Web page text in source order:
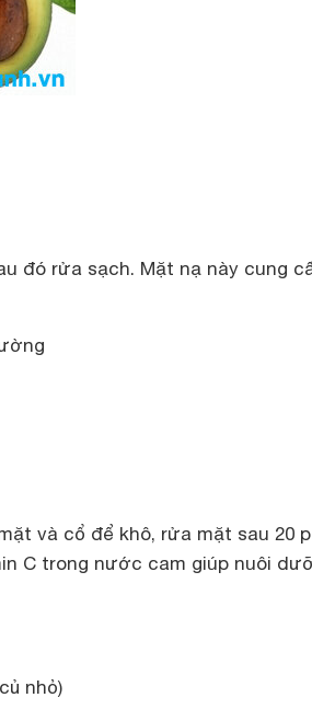
đó rửa sạch. Mặt nạ này cung
và cổ để khô, rửa mặt sau 20
C trong nước cam giúp nuôi
nhỏ)